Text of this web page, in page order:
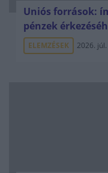
Uniós források:
pénzek
ELEMZÉSEK 2026.